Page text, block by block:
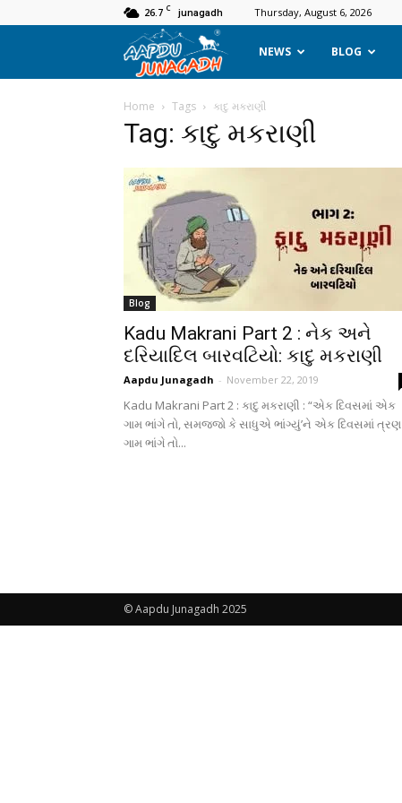
26.7 C junagadh Thursday, August 6, 2026
Aapdu
Junagadh
NEWS BLOG
Home Tags કાદુ મકરાણી
Tag: કાદુ મકરાણી
Blog
Kadu Makrani Part 2 : નેક અને
દરિયાદિલ બારવટિયો: કાદુ મકરાણી
Aapdu Junagadh - November 22, 2019
Kadu Makrani Part 2 : કાદુ મકરાણી : “એક દિવસમાં એક
ગામ ભાંગે તો, સમજજો કે સાધુએ ભાંગ્યું’ને એક દિવસમાં ત્રણ
ગામ ભાંગે તો...
© Aapdu Junagadh 2025